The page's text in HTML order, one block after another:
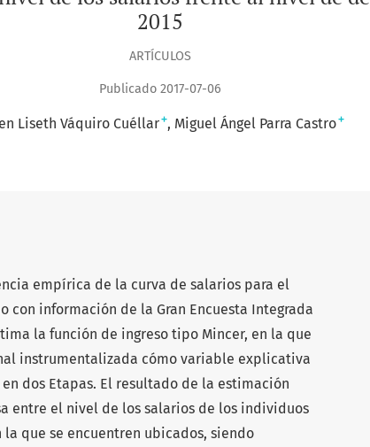
2015
ARTÍCULOS
Publicado 2017-07-06
Liseth Váquiro Cuéllar+ Miguel Ángel Parra Castro+
empírica de la curva de salarios para el
información de la Gran Encuesta Integrada
la función de ingreso tipo Mincer, en la que
instrumentalizada cómo variable explicativa
dos Etapas. El resultado de la estimación
entre el nivel de los salarios de los individuos
que se encuentren ubicados, siendo